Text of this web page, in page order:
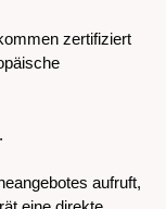
zertifiziert
aufruft,